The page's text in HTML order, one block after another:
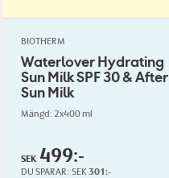
BIOTHERM
Waterlover Hydrating
Sun Milk SPF 30 & After
Sun Milk
Mängd: 2x400 ml
SEK 499:-
DU SPARAR: SEK 301:-